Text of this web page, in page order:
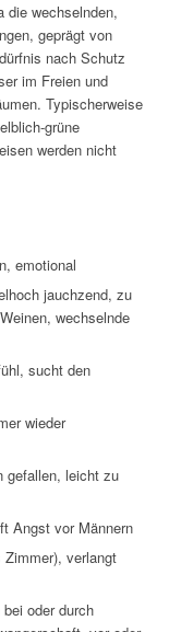
die wechselnden,
geprägt von
nach Schutz
im Freien und
Typischerweise
grüne
werden nicht
emotional
jauchzend, zu
wechselnde
sucht den
wieder
gefallen, leicht zu
Angst vor Männern
verlangt
oder durch